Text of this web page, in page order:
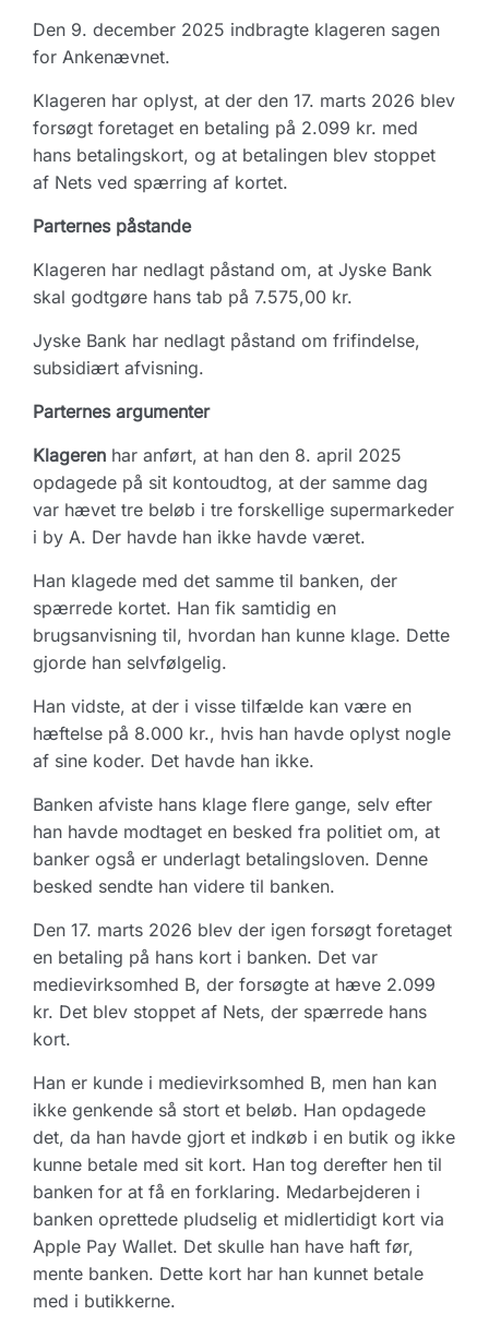
Den 9. december 2025 indbragte klageren sagen
for Ankenævnet.
Klageren har oplyst, at der den 17. marts 2026 blev
forsøgt foretaget en betaling på 2.099 kr. med
hans betalingskort, og at betalingen blev stoppet
af Nets ved spærring af kortet.
Parternes påstande
Klageren har nedlagt påstand om, at Jyske Bank
skal godtgøre hans tab på 7.575,00 kr.
Jyske Bank har nedlagt påstand om frifindelse,
subsidiært afvisning.
Parternes argumenter
Klageren har anført, at han den 8. april 2025
opdagede på sit kontoudtog, at der samme dag
var hævet tre beløb i tre forskellige supermarkeder
i by A. Der havde han ikke havde været.
Han klagede med det samme til banken, der
spærrede kortet. Han fik samtidig en
brugsanvisning til, hvordan han kunne klage. Dette
gjorde han selvfølgelig.
Han vidste, at der i visse tilfælde kan være en
hæftelse på 8.000 kr., hvis han havde oplyst nogle
af sine koder. Det havde han ikke.
Banken afviste hans klage flere gange, selv efter
han havde modtaget en besked fra politiet om, at
banker også er underlagt betalingsloven. Denne
besked sendte han videre til banken.
Den 17. marts 2026 blev der igen forsøgt foretaget
en betaling på hans kort i banken. Det var
medievirksomhed B, der forsøgte at hæve 2.099
kr. Det blev stoppet af Nets, der spærrede hans
kort.
Han er kunde i medievirksomhed B, men han kan
ikke genkende så stort et beløb. Han opdagede
det, da han havde gjort et indkøb i en butik og ikke
kunne betale med sit kort. Han tog derefter hen til
banken for at få en forklaring. Medarbejderen i
banken oprettede pludselig et midlertidigt kort via
Apple Pay Wallet. Det skulle han have haft før,
mente banken. Dette kort har han kunnet betale
med i butikkerne.